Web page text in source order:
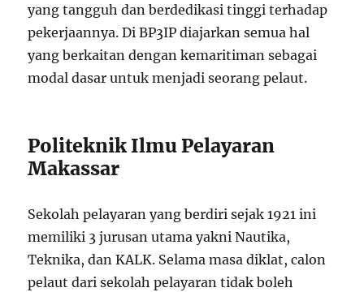
yang tangguh dan berdedikasi tinggi terhadap
pekerjaannya. Di BP3IP diajarkan semua hal
yang berkaitan dengan kemaritiman sebagai
modal dasar untuk menjadi seorang pelaut.
Politeknik Ilmu Pelayaran
Makassar
Sekolah pelayaran yang berdiri sejak 1921 ini
memiliki 3 jurusan utama yakni Nautika,
Teknika, dan KALK. Selama masa diklat, calon
pelaut dari sekolah pelayaran tidak boleh